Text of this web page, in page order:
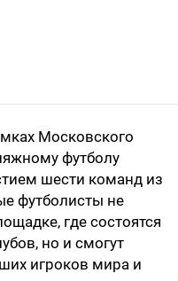
Московского
футболу
шести команд из
футболисты не
где состоятся
но и смогут
игроков мира и